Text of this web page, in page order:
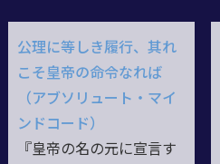
公理に等しき履行、其れ
こそ皇帝の命令なれば
（アブソリュート・マイ
ンドコード）
『皇帝の名の元に宣言す